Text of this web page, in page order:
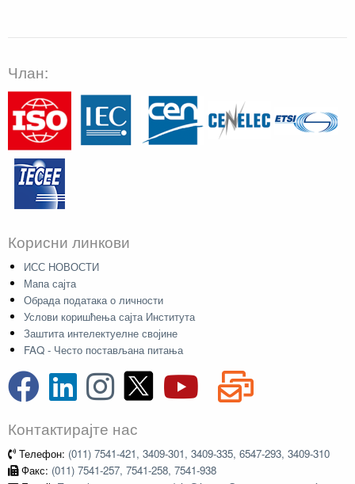
Члан:
Корисни линкови
ИСС НОВОСТИ
Мапа сајта
Обрада података о личности
Услови коришћења сајта Института
Заштита интелектуелне својине
FAQ - Често постављана питања
Контактирајте нас
Телефон: (011) 7541-421, 3409-301, 3409-335, 6547-293, 3409-310
Факс: (011) 7541-257, 7541-258, 7541-938